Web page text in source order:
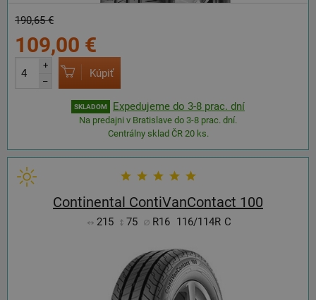
190,65 €
109,00 €
+
–
Kúpiť
SKLADOM Expedujeme do 3-8 prac. dní
Na predajni v Bratislave do 3-8 prac. dní.
Centrálny sklad ČR 20 ks.
Continental ContiVanContact 100
215 75 R16 116/114R C